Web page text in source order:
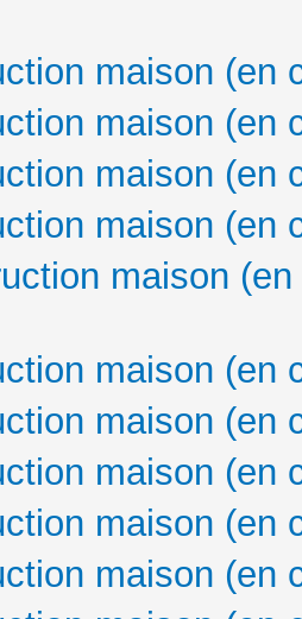
maison (en
maison (en
maison (en
maison (en
maison
maison (en
maison (en
maison (en
maison (en
maison (en